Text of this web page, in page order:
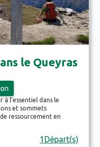
le Queyras
l’essentiel dans le
et sommets
ressourcement en
1 Départ(s)